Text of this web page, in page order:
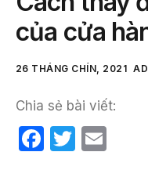
của cửa
26 THÁNG CHÍN, 2021
Chia sẻ bài viết:
F
T